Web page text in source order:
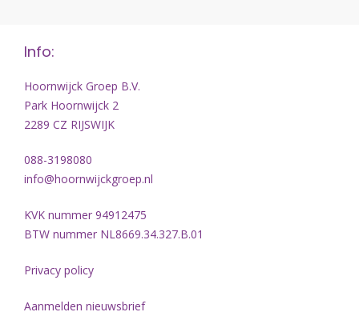
Info:
Hoornwijck Groep B.V.
Park Hoornwijck 2
2289 CZ RIJSWIJK
088-3198080
info@hoornwijckgroep.nl
KVK nummer 94912475
BTW nummer NL8669.34.327.B.01
Privacy policy
Aanmelden nieuwsbrief